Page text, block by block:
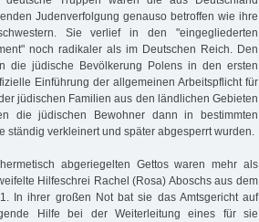
Judenverfolgung genauso betroffen wie ihre
Sie verlief in den "eingegliederten
noch radikaler als im Deutschen Reich. Den
die jüdische Bevölkerung Polens in den ersten
Einführung der allgemeinen Arbeitspflicht für
jüdischen Familien aus den ländlichen Gebieten
die jüdischen Bewohner dann in bestimmten
verkleinert und später abgesperrt wurden.
abgeriegelten Gettos waren mehr als
Hilfeschrei Rachel (Rosa) Aboschs aus dem
In ihrer großen Not bat sie das Amtsgericht auf
Hilfe bei der Weiterleitung eines für sie